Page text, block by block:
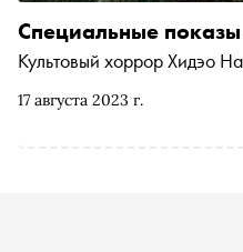
17 августа 2023 г.
Специальные
Культовый хоррор Хидэо